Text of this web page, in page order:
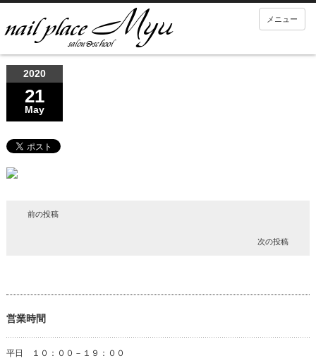
メニュー
2020
21
May
前の投稿
次の投稿
営業時間
平日 １０：００－１９：００